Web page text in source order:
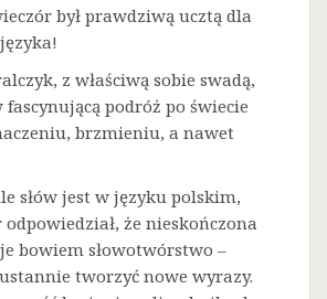
był prawdziwą ucztą dla
z właściwą sobie swadą,
fascynującą podróż po świecie
brzmieniu, a nawet
słów jest w języku polskim,
odpowiedział, że nieskończona
bowiem słowotwórstwo –
tworzyć nowe wyrazy.